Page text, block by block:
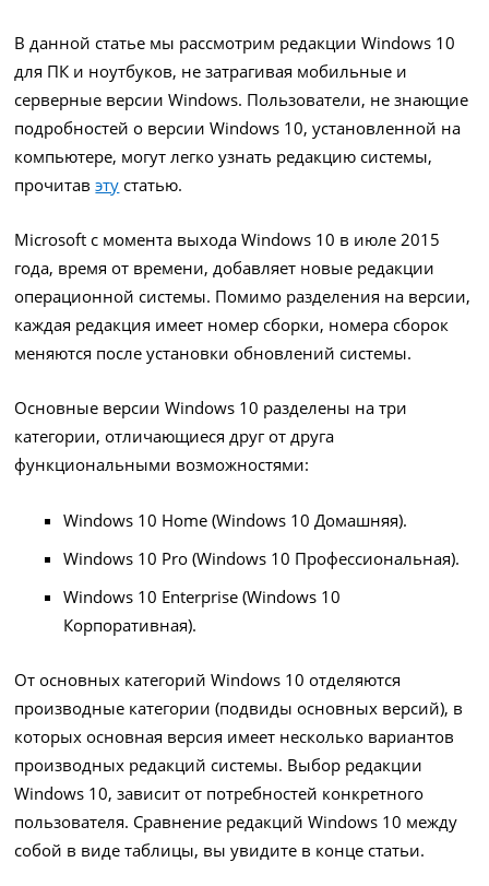
В данной статье мы рассмотрим редакции Windows 10
для ПК и ноутбуков, не затрагивая мобильные и
серверные версии Windows. Пользователи, не знающие
подробностей о версии Windows 10, установленной на
компьютере, могут легко узнать редакцию системы,
прочитавэту статью.
Microsoft с момента выхода Windows 10 в июле 2015
года, время от времени, добавляет новые редакции
операционной системы. Помимо разделения на версии,
каждая редакция имеет номер сборки, номера сборок
меняются после установки обновлений системы.
Основные версии Windows 10 разделены на три
категории, отличающиеся друг от друга
функциональными возможностями:
Windows 10 Home (Windows 10 Домашняя).
Windows 10 Pro (Windows 10 Профессиональная).
Windows 10 Enterprise (Windows 10
Корпоративная).
От основных категорий Windows 10 отделяются
производные категории (подвиды основных версий), в
которых основная версия имеет несколько вариантов
производных редакций системы. Выбор редакции
Windows 10, зависит от потребностей конкретного
пользователя. Сравнение редакций Windows 10 между
собой в виде таблицы, вы увидите в конце статьи.